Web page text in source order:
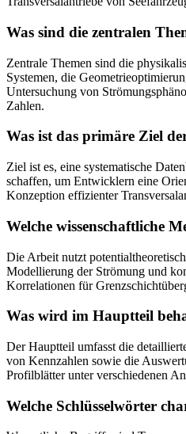
Was sind die zentralen
Zentrale Themen sind die
Systemen, die
Untersuchung von
Zahlen.
Was ist das primäre Ziel
Ziel ist es, eine systematische
schaffen, um Entwicklern eine
Konzeption effizienter
Welche wissenschaftliche
Die Arbeit nutzt
Modellierung der Strömung und
Korrelationen für
Was wird im Hauptteil
Der Hauptteil umfasst die
von Kennzahlen sowie die
Profilblätter unter verschiedenen
Welche Schlüsselwörter